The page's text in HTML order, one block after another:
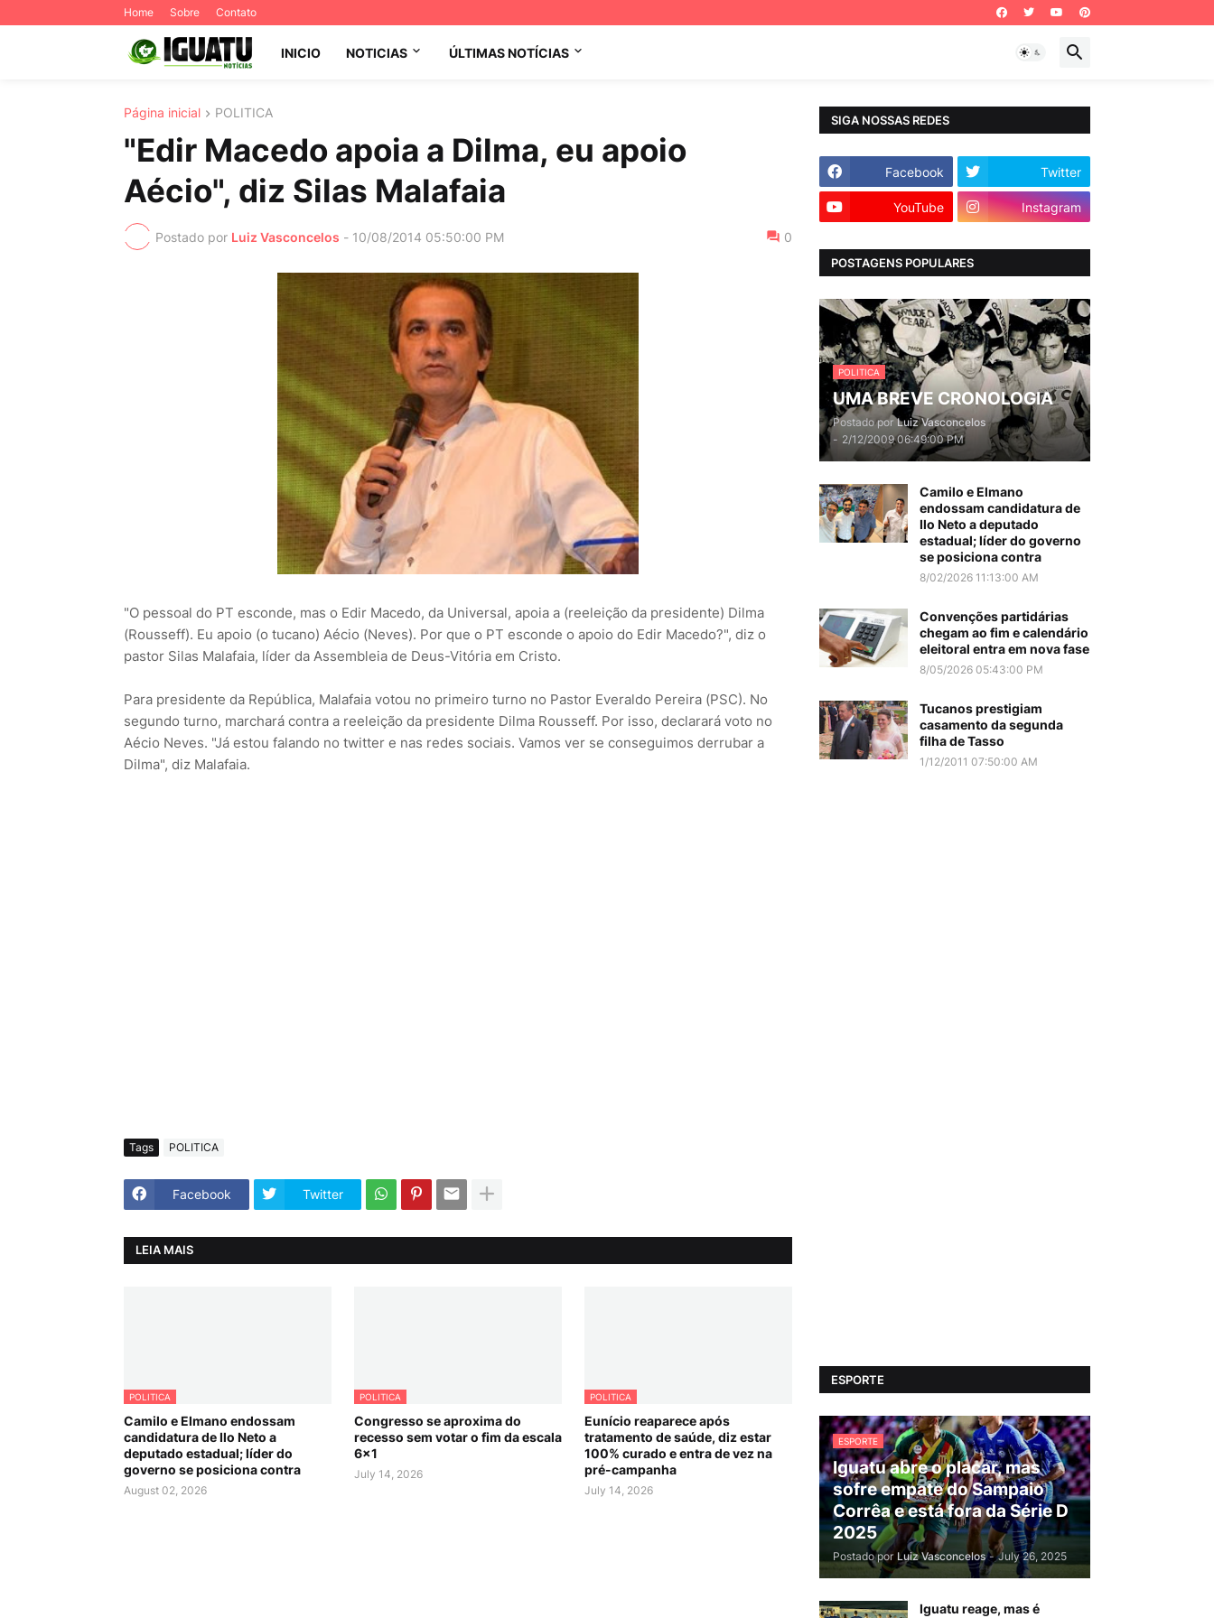
Home Sobre Contato
INICIO NOTICIAS ÚLTIMAS NOTÍCIAS
Página inicial POLITICA
"Edir Macedo apoia a Dilma, eu apoio
Aécio", diz Silas Malafaia
Postado por Luiz Vasconcelos - 10/08/2014 05:50:00 PM 0
"O pessoal do PT esconde, mas o Edir Macedo, da Universal, apoia a (reeleição da presidente) Dilma
(Rousseff). Eu apoio (o tucano) Aécio (Neves). Por que o PT esconde o apoio do Edir Macedo?", diz o
pastor Silas Malafaia, líder da Assembleia de Deus-Vitória em Cristo.
Para presidente da República, Malafaia votou no primeiro turno no Pastor Everaldo Pereira (PSC). No
segundo turno, marchará contra a reeleição da presidente Dilma Rousseff. Por isso, declarará voto no
Aécio Neves. "Já estou falando no twitter e nas redes sociais. Vamos ver se conseguimos derrubar a
Dilma", diz Malafaia.
Tags POLITICA
Facebook Twitter
LEIA MAIS
POLITICA
Camilo e Elmano endossam
candidatura de Ilo Neto a
deputado estadual; líder do
governo se posiciona contra
August 02, 2026
POLITICA
Congresso se aproxima do
recesso sem votar o fim da escala
6×1
July 14, 2026
POLITICA
Eunício reaparece após
tratamento de saúde, diz estar
100% curado e entra de vez na
pré-campanha
July 14, 2026
SIGA NOSSAS REDES
Facebook Twitter
YouTube Instagram
POSTAGENS POPULARES
POLITICA
UMA BREVE CRONOLOGIA
Postado por Luiz Vasconcelos
- 2/12/2009 06:49:00 PM
Camilo e Elmano
endossam candidatura de
Ilo Neto a deputado
estadual; líder do governo
se posiciona contra
8/02/2026 11:13:00 AM
Convenções partidárias
chegam ao fim e calendário
eleitoral entra em nova fase
8/05/2026 05:43:00 PM
Tucanos prestigiam
casamento da segunda
filha de Tasso
1/12/2011 07:50:00 AM
ESPORTE
ESPORTE
Iguatu abre o placar, mas
sofre empate do Sampaio
Corrêa e está fora da Série D
2025
Postado por Luiz Vasconcelos - July 26, 2025
Iguatu reage, mas é